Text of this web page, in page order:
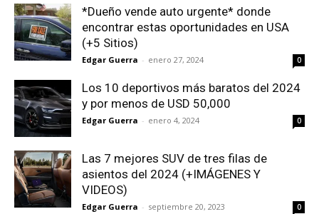
*Dueño vende auto urgente* donde
encontrar estas oportunidades en USA
(+5 Sitios)
Edgar Guerra - enero 27, 2024 0
Los 10 deportivos más baratos del 2024
y por menos de USD 50,000
Edgar Guerra - enero 4, 2024 0
Las 7 mejores SUV de tres filas de
asientos del 2024 (+IMÁGENES Y
VIDEOS)
Edgar Guerra - septiembre 20, 2023 0